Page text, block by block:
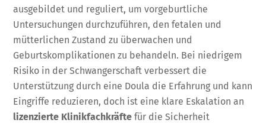
ausgebildet und reguliert, um vorgeburtliche
Untersuchungen durchzuführen, den fetalen und
mütterlichen Zustand zu überwachen und
Geburtskomplikationen zu behandeln. Bei niedrigem
Risiko in der Schwangerschaft verbessert die
Unterstützung durch eine Doula die Erfahrung und kann
Eingriffe reduzieren, doch ist eine klare Eskalation an
lizenzierte Klinikfachkräfte für die Sicherheit